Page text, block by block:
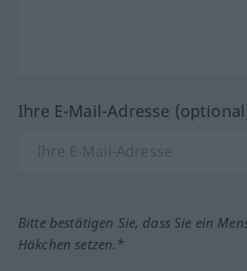
Ihre E-Mail-Adresse
Bitte bestätigen Sie, dass Sie ein
Häkchen setzen.*